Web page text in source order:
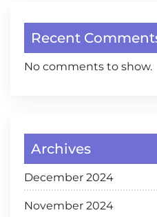
Recent
No comments to show.
Archives
December 2024
November 2024